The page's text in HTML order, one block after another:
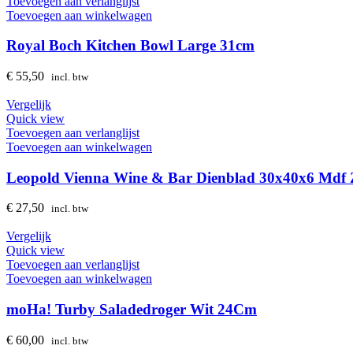
Toevoegen aan winkelwagen
Royal Boch Kitchen Bowl Large 31cm
€ 55,50 incl. btw
Vergelijk
Quick view
Toevoegen aan verlanglijst
Toevoegen aan winkelwagen
Leopold Vienna Wine & Bar Dienblad 30x40x6 Mdf
€ 27,50 incl. btw
Vergelijk
Quick view
Toevoegen aan verlanglijst
Toevoegen aan winkelwagen
moHa! Turby Saladedroger Wit 24Cm
€ 60,00 incl. btw